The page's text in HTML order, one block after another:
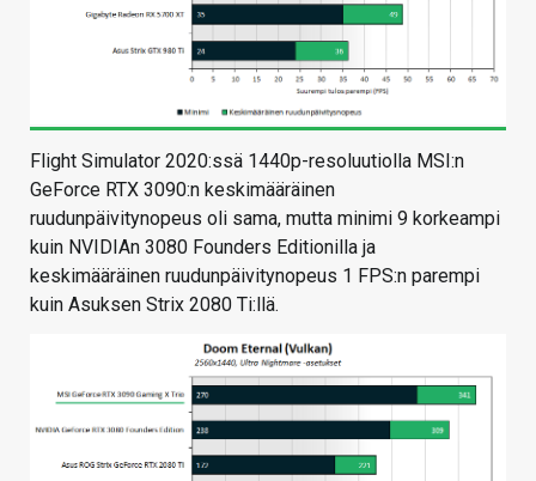
Flight Simulator 2020:ssä 1440p-resoluutiolla MSI:n
GeForce RTX 3090:n keskimääräinen
ruudunpäivitynopeus oli sama, mutta minimi 9 korkeampi
kuin NVIDIAn 3080 Founders Editionilla ja
keskimääräinen ruudunpäivitynopeus 1 FPS:n parempi
kuin Asuksen Strix 2080 Ti:llä.